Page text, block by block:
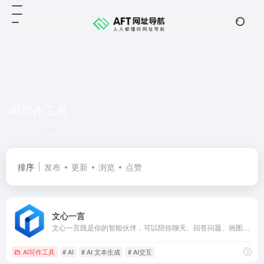
排序 发布 更新 浏览 点赞
文心一言
AI写作工具 # AI # AI 文本生成 # AI交互